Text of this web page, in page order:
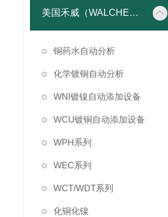
美国禾威（WALCHEM）自动添加控制器
铜药水自动分析
化学镀铜自动分析
WNI镀镍自动添加设备
WCU镀铜自动添加设备
WPH系列
WEC系列
WCT/WDT系列
化铜化镍